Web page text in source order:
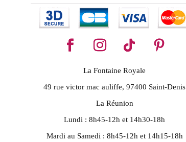
La Fontaine Royale
49 rue victor mac auliffe, 97400 Saint-Denis
La Réunion
Lundi : 8h45-12h et 14h30-18h
Mardi au Samedi : 8h45-12h et 14h15-18h